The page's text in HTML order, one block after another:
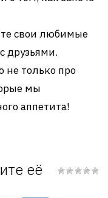
свои любимые
друзьями.
не только про
мы
аппетита!
её